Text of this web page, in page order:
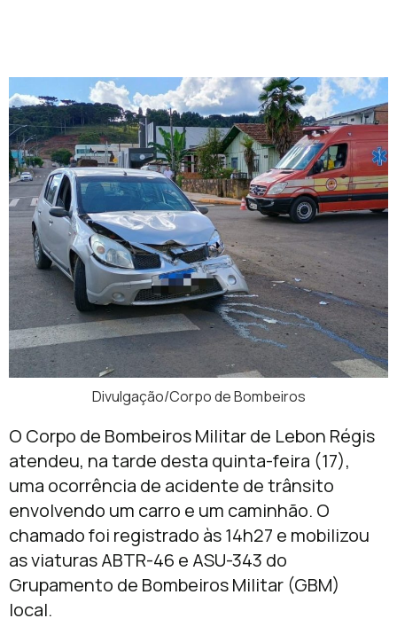
Divulgação/Corpo de Bombeiros
O Corpo de Bombeiros Militar de Lebon Régis
atendeu, na tarde desta quinta-feira (17),
uma ocorrência de acidente de trânsito
envolvendo um carro e um caminhão. O
chamado foi registrado às 14h27 e mobilizou
as viaturas ABTR-46 e ASU-343 do
Grupamento de Bombeiros Militar (GBM)
local.